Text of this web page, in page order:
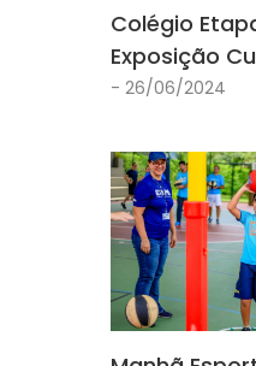
Colégio
Exposição
- 26/06/2024